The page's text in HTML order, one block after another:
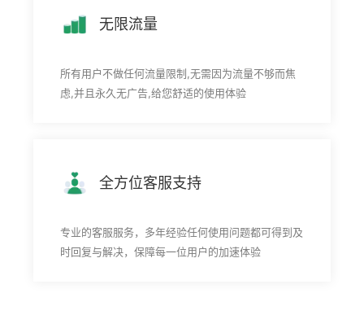
无限流量
所有用户不做任何流量限制,无需因为流量不够而焦
虑,并且永久无广告,给您舒适的使用体验
全方位客服支持
专业的客服服务，多年经验任何使用问题都可得到及
时回复与解决，保障每一位用户的加速体验